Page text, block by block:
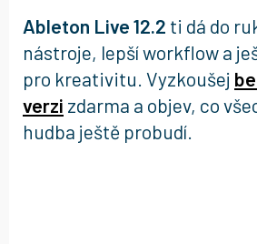
Ableton Live 12.2 ti dá do
nástroje, lepší workflow a
pro kreativitu. Vyzkoušej
verzi zdarma a objev, co
hudba ještě probudí.